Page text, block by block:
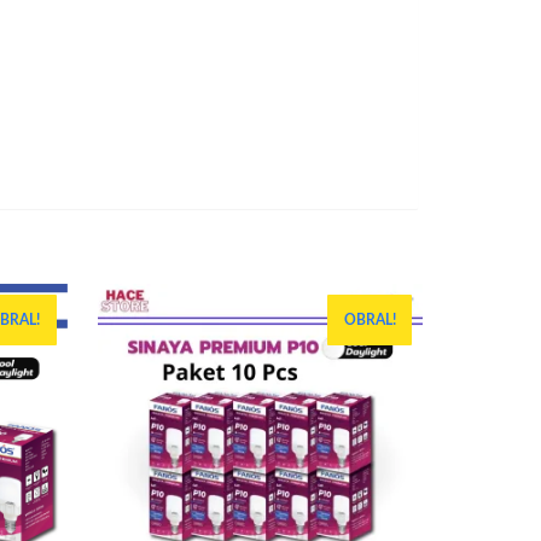
OBRAL!